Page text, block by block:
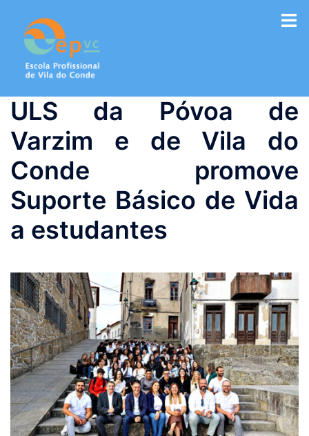
conteúdo
ULS da Póvoa de
Varzim e de Vila do
Conde promove
Suporte Básico de Vida
a estudantes